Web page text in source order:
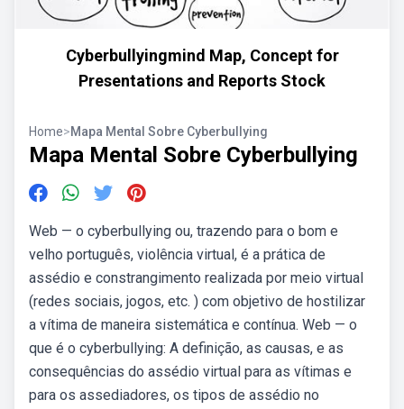
Cyberbullyingmind Map, Concept for
Presentations and Reports Stock
Home>Mapa Mental Sobre Cyberbullying
Mapa Mental Sobre Cyberbullying
Web — o cyberbullying ou, trazendo para o bom e
velho português, violência virtual, é a prática de
assédio e constrangimento realizada por meio virtual
(redes sociais, jogos, etc. ) com objetivo de hostilizar
a vítima de maneira sistemática e contínua. Web — o
que é o cyberbullying: A definição, as causas, e as
consequências do assédio virtual para as vítimas e
para os assediadores, os tipos de assédio no